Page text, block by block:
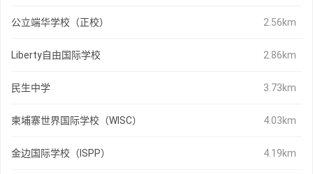
公立端华学校（正校） 2.56km
Liberty自由国际学校 2.86km
民生中学 3.73km
柬埔寨世界国际学校（WISC） 4.03km
金边国际学校（ISPP） 4.19km